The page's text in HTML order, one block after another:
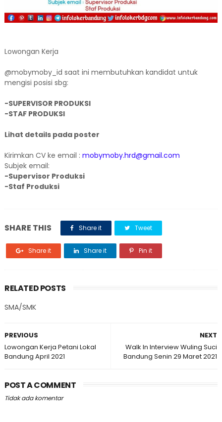
Lowongan Kerja
@mobymoby_id saat ini membutuhkan kandidat untuk
mengisi posisi sbg:
-SUPERVISOR PRODUKSI
-STAF PRODUKSI
Lihat details pada poster
Kirimkan CV ke email : mobymoby.hrd@gmail.com
Subjek email:
-Supervisor Produksi
-Staf Produksi
SHARE THIS Share it Tweet
Share it Share it Pin it
RELATED POSTS
SMA/SMK
NEXT
Walk In Interview Wuling Suci
Bandung Senin 29 Maret 2021
PREVIOUS
Lowongan Kerja Petani Lokal
Bandung April 2021
POST A COMMENT
Tidak ada komentar